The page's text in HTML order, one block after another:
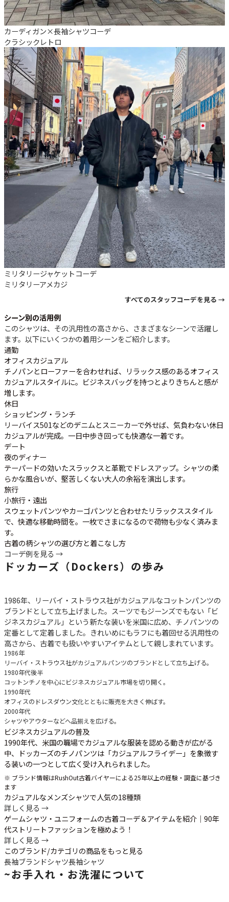
カーディガン×長袖シャツコーデ
クラシックレトロ
ミリタリージャケットコーデ
ミリタリーアメカジ
すべてのスタッフコーデを見る →
シーン別の活用例
このシャツは、その汎用性の高さから、さまざまなシーンで活躍し
ます。以下にいくつかの着用シーンをご紹介します。
通勤
オフィスカジュアル
チノパンとローファーを合わせれば、リラックス感のあるオフィス
カジュアルスタイルに。ビジネスバッグを持つとよりきちんと感が
増します。
休日
ショッピング・ランチ
リーバイス501などのデニムとスニーカーで外せば、気負わない休日
カジュアルが完成。一日中歩き回っても快適な一着です。
デート
夜のディナー
テーパードの効いたスラックスと革靴でドレスアップ。シャツの柔
らかな風合いが、堅苦しくない大人の余裕を演出します。
旅行
小旅行・遠出
スウェットパンツやカーゴパンツと合わせたリラックススタイル
で、快適な移動時間を。一枚でさまになるので荷物も少なく済みま
す。
古着の柄シャツの選び方と着こなし方
コーデ例を見る →
ドッカーズ（Dockers）の歩み
1986年、リーバイ・ストラウス社がカジュアルなコットンパンツの
ブランドとして立ち上げました。スーツでもジーンズでもない「ビ
ジネスカジュアル」という新たな装いを米国に広め、チノパンツの
定番として定着しました。きれいめにもラフにも着回せる汎用性の
高さから、古着でも扱いやすいアイテムとして親しまれています。
1986年
リーバイ・ストラウス社がカジュアルパンツのブランドとして立ち上げる。
1980年代後半
コットンチノを中心にビジネスカジュアル市場を切り開く。
1990年代
オフィスのドレスダウン文化とともに販売を大きく伸ばす。
2000年代
シャツやアウターなどへ品揃えを広げる。
ビジネスカジュアルの普及
1990年代、米国の職場でカジュアルな服装を認める動きが広がる
中、ドッカーズのチノパンツは「カジュアルフライデー」を象徴す
る装いの一つとして広く受け入れられました。
※ ブランド情報はRushOut古着バイヤーによる25年以上の経験・調査に基づき
ます
カジュアルなメンズシャツで人気の18種類
詳しく見る →
ゲームシャツ・ユニフォームの古着コーデ＆アイテムを紹介│90年
代ストリートファッションを極めよう！
詳しく見る →
このブランド/カテゴリの商品をもっと見る
長袖ブランドシャツ長袖シャツ
~お手入れ・お洗濯について